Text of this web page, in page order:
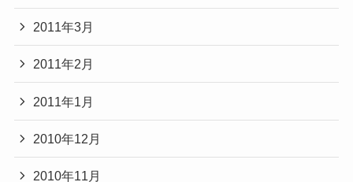
2011年3月
2011年2月
2011年1月
2010年12月
2010年11月